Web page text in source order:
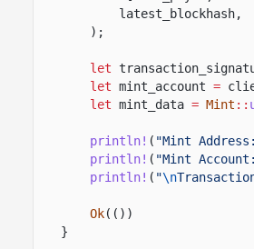
latest_blockhash,
);
let
let mint_account =
let mint_data = Mint ::
println! ( "Mint
println! ( "Mint
println! ( "\n
Ok(())
}